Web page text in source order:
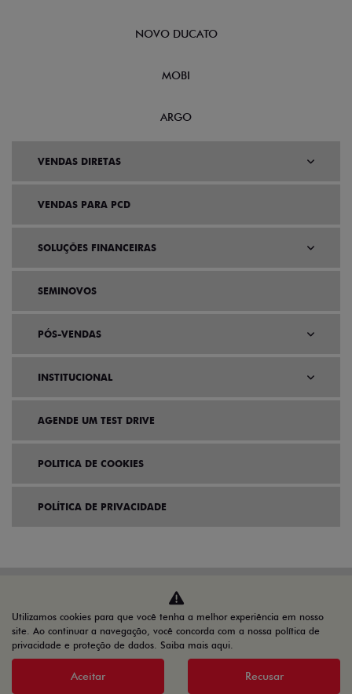
NOVO DUCATO
MOBI
ARGO
VENDAS DIRETAS
VENDAS PARA PCD
SOLUÇÕES FINANCEIRAS
SEMINOVOS
PÓS-VENDAS
INSTITUCIONAL
AGENDE UM TEST DRIVE
POLITICA DE COOKIES
POLÍTICA DE PRIVACIDADE
VDP: fiat pulse
Utilizamos cookies para que você tenha a melhor experiência em nosso
site. Ao continuar a navegação, você concorda com a nossa política de
privacidade e proteção de dados. Saiba mais aqui.
Aceitar Recusar